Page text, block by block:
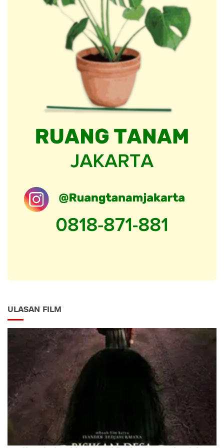
ULASAN FILM